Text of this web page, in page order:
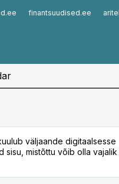
finantsuudised.ee
väljaande digitaalsesse
sisu, mistõttu võib olla vajalik